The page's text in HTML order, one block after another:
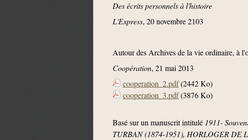
Des écrits personnels à l'histoire
L'Express, 20 novembre 2103
Autour des Archives de la vie ordinaire, à
Coopération, 21 mai 2013
cooperation_2.pdf(2442 Ko)
cooperation_3.pdf(3876 Ko)
Basé sur un manuscrit intitulé 1911-
TURBAN (1874-1951), HORLOGER DE